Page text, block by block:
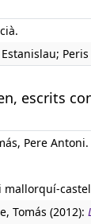
escrits
Pere Antoni.
mallorquí-
Tomás (2012):